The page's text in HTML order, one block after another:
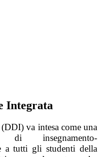
Integrata
va intesa come una
di insegnamento-
a tutti gli studenti della